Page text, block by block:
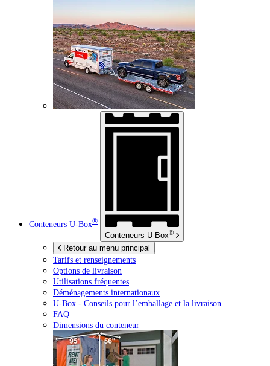
Conteneurs U-Box®
Conteneurs U-Box®
Retour au menu principal
Tarifs et renseignements
Options de livraison
Utilisations fréquentes
Déménagements internationaux
U-Box - Conseils pour l’emballage et la livraison
FAQ
Dimensions du conteneur